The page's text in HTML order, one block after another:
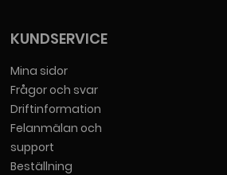
KUNDSERVICE
Mina sidor
Frågor och svar
Driftinformation
Felanmälan och
support
Beställning